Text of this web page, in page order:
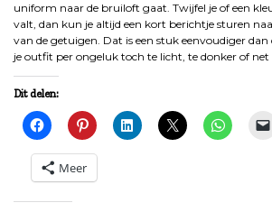
uniform naar de bruiloft gaat. Twijfel je of een
valt, dan kun je altijd een kort berichtje sturen
van de getuigen. Dat is een stuk eenvoudiger
je outfit per ongeluk toch te licht, te donker of net
Dit delen:
Meer